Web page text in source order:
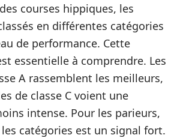
courses hippiques, les
en différentes catégories
de performance. Cette
essentielle à comprendre. Les
A rassemblent les meilleurs,
de classe C voient une
intense. Pour les parieurs,
catégories est un signal fort.